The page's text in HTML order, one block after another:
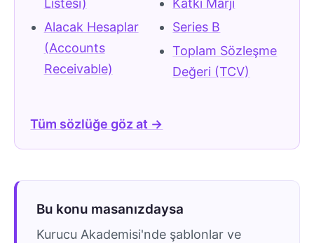
Listesi)
Alacak Hesaplar
(Accounts
Receivable)
Katkı Marjı
Series B
Toplam Sözleşme
Değeri (TCV)
Tüm sözlüğe göz at →
Bu konu masanızdaysa
Kurucu Akademisi'nde şablonlar ve